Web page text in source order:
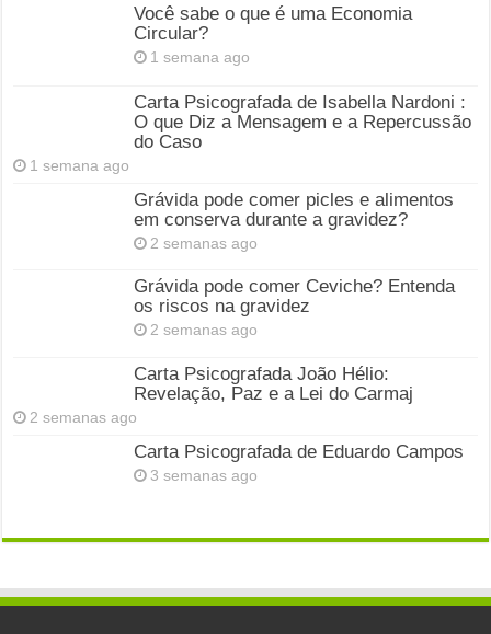
Você sabe o que é uma Economia
Circular?
1 semana ago
Carta Psicografada de Isabella Nardoni :
O que Diz a Mensagem e a Repercussão
do Caso
1 semana ago
Grávida pode comer picles e alimentos
em conserva durante a gravidez?
2 semanas ago
Grávida pode comer Ceviche? Entenda
os riscos na gravidez
2 semanas ago
Carta Psicografada João Hélio:
Revelação, Paz e a Lei do Carmaj
2 semanas ago
Carta Psicografada de Eduardo Campos
3 semanas ago